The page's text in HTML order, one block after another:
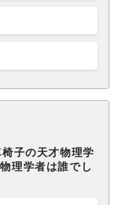
子の天才物理学
理学者は誰でし